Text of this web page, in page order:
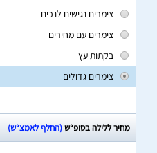
צימרים נגישים לנכים
צימרים עם מחירים
בקתות עץ
צימרים גדולים
מחיר ללילה בסופ“ש(החלף לאמצ“ש)